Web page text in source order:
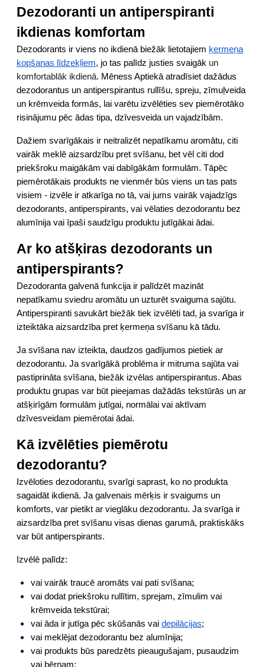
Dezodoranti un antiperspiranti
ikdienas komfortam
Dezodorants ir viens no ikdienā biežāk lietotajiem ķermeņa
kopšanas līdzekļiem, jo tas palīdz justies svaigāk un
komfortablāk ikdienā. Mēness Aptiekā atradīsiet dažādus
dezodorantus un antiperspirantus rullīšu, spreju, zīmuļveida
un krēmveida formās, lai varētu izvēlēties sev piemērotāko
risinājumu pēc ādas tipa, dzīvesveida un vajadzībām.
Dažiem svarīgākais ir neitralizēt nepatīkamu aromātu, citi
vairāk meklē aizsardzību pret svīšanu, bet vēl citi dod
priekšroku maigākām vai dabīgākām formulām. Tāpēc
piemērotākais produkts ne vienmēr būs viens un tas pats
visiem - izvēle ir atkarīga no tā, vai jums vairāk vajadzīgs
dezodorants, antiperspirants, vai vēlaties dezodorantu bez
alumīnija vai īpaši saudzīgu produktu jutīgākai ādai.
Ar ko atšķiras dezodorants un
antiperspirants?
Dezodoranta galvenā funkcija ir palīdzēt mazināt
nepatīkamu sviedru aromātu un uzturēt svaiguma sajūtu.
Antiperspiranti savukārt biežāk tiek izvēlēti tad, ja svarīga ir
izteiktāka aizsardzība pret ķermeņa svīšanu kā tādu.
Ja svīšana nav izteikta, daudzos gadījumos pietiek ar
dezodorantu. Ja svarīgākā problēma ir mitruma sajūta vai
pastiprināta svīšana, biežāk izvēlas antiperspirantus. Abas
produktu grupas var būt pieejamas dažādās tekstūrās un ar
atšķirīgām formulām jutīgai, normālai vai aktīvam
dzīvesveidam piemērotai ādai.
Kā izvēlēties piemērotu
dezodorantu?
Izvēloties dezodorantu, svarīgi saprast, ko no produkta
sagaidāt ikdienā. Ja galvenais mērķis ir svaigums un
komforts, var pietikt ar vieglāku dezodorantu. Ja svarīga ir
aizsardzība pret svīšanu visas dienas garumā, praktiskāks
var būt antiperspirants.
Izvēlē palīdz:
vai vairāk traucē aromāts vai pati svīšana;
vai dodat priekšroku rullītim, sprejam, zīmulim vai
krēmveida tekstūrai;
vai āda ir jutīga pēc skūšanās vai depilācijas;
vai meklējat dezodorantu bez alumīnija;
vai produkts būs paredzēts pieaugušajam, pusaudzim
vai bērnam;